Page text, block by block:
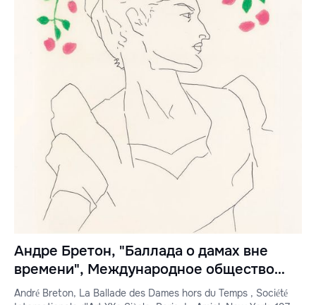
Андре Бретон, "Баллада о дамах вне
времени", Международное общество
искусств XX века, Париж, Л. Амьель,
André Breton, La Ballade des Dames hors du Temps , Société